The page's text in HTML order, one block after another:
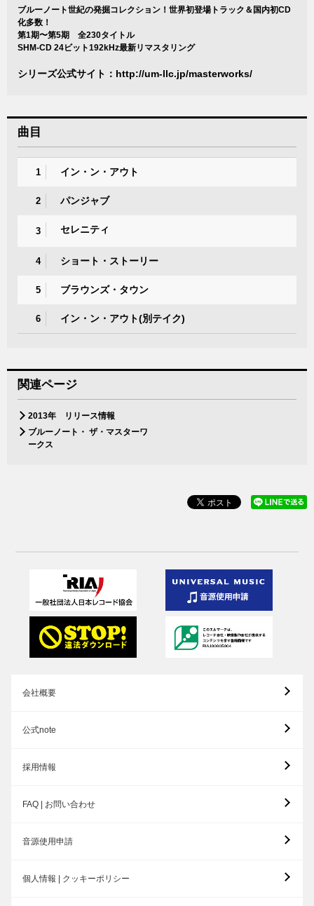
ブルーノート世紀の発掘コレクション！世界初登場トラック＆国内初CD
化多数！
第1期〜第5期 全230タイトル
SHM-CD 24ビット192kHz最新リマスタリング
シリーズ公式サイト： http://um-llc.jp/masterworks/
曲目
1 イン・ン・アウト
2 パンジャブ
3 セレニティ
4 ショート・ストーリー
5 ブラウンズ・タウン
6 イン・ン・アウト(別テイク)
関連ページ
2013年 リリース情報
ブルーノート・ ザ・マスターワ
ークス
会社概要
公式note
採用情報
FAQ | お問い合わせ
音源使用申請
個人情報 | クッキーポリシー